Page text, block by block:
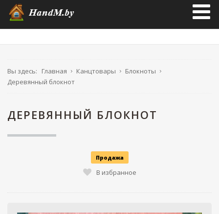
Вы здесь: Главная Канцтовары
Блокноты
Деревянный блокнот
ДЕРЕВЯННЫЙ БЛОКНОТ
Продажа
В избранное